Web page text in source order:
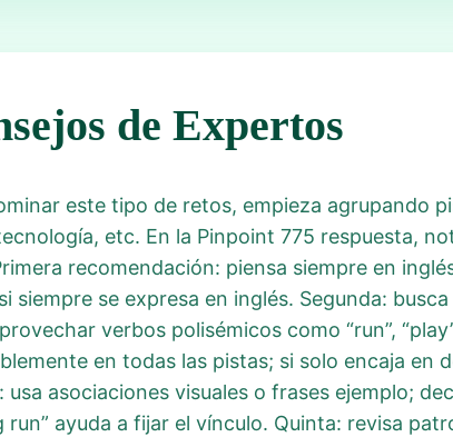
de Expertos
este tipo de retos, empieza agrupando
etc. En la Pinpoint 775 respuesta,
recomendación: piensa siempre en
siempre se expresa en inglés. Segunda:
verbos polisémicos como “run”,
en todas las pistas; si solo encaja en
usa asociaciones visuales o frases ejemplo;
run” ayuda a fijar el vínculo. Quinta: revisa